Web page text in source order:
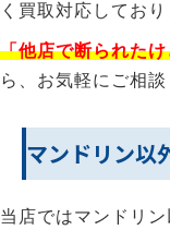
く買取対応しており
「他店で断られた
ら、お気軽にご相談
マンドリン以
当店ではマンドリ